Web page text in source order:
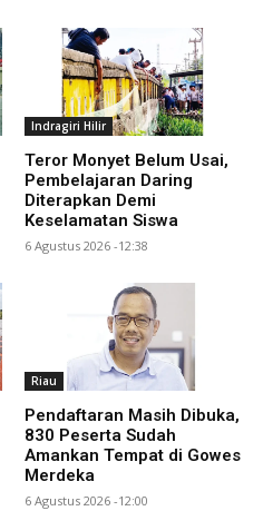
Indragiri Hilir
Teror Monyet Belum Usai,
Pembelajaran Daring
Diterapkan Demi
Keselamatan Siswa
6 Agustus 2026 -12:38
Riau
Pendaftaran Masih Dibuka,
830 Peserta Sudah
Amankan Tempat di Gowes
Merdeka
6 Agustus 2026 -12:00